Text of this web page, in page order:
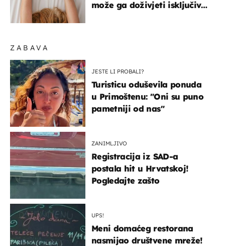
ZABAVA
JESTE LI PROBALI?
Turisticu oduševila ponuda
u Primoštenu: "Oni su puno
pametniji od nas"
ZANIMLJIVO
Registracija iz SAD-a
postala hit u Hrvatskoj!
Pogledajte zašto
UPS!
Meni domaćeg restorana
nasmijao društvene mreže!
može ga doživjeti isključivo